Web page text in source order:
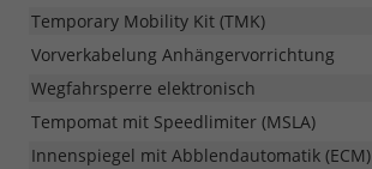
Temporary Mobility Kit (TMK)
Vorverkabelung Anhängervorrichtung
Wegfahrsperre elektronisch
Tempomat mit Speedlimiter (MSLA)
Innenspiegel mit Abblendautomatik (ECM)